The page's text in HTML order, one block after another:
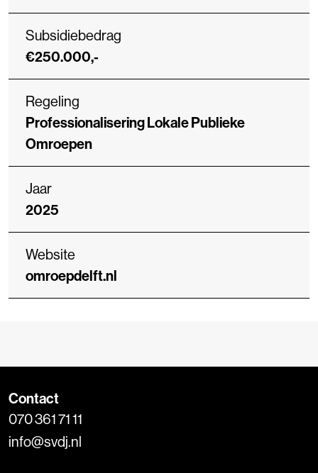
Subsidiebedrag
€250.000,-
Regeling
Professionalisering Lokale Publieke
Omroepen
Jaar
2025
Website
omroepdelft.nl
Contact
070 361 71 11
info@svdj.nl